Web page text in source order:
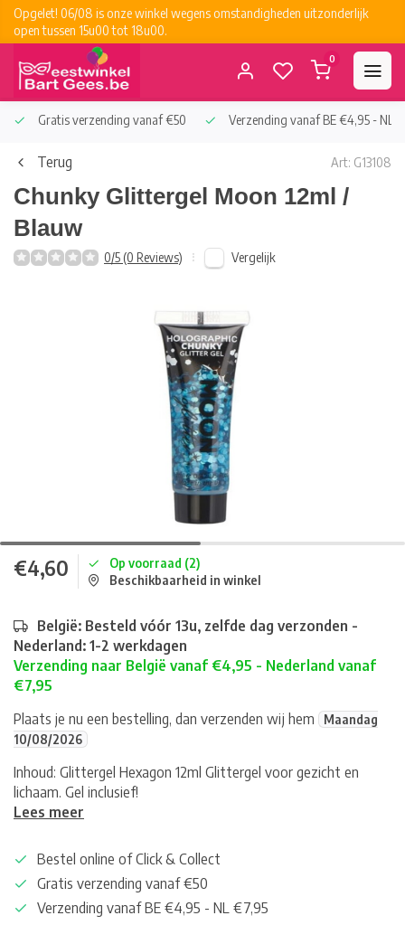
Opgelet! 06/08 is onze winkel wegens omstandigheden uitzonderlijk
open tussen 15u00 tot 18u00.
0
Gratis verzending vanaf €50 Verzending vanaf BE €4,95 - NL
Terug Art: G13108
Chunky Glittergel Moon 12ml /
Blauw
0/5 (0 Reviews) Vergelijk
€4,60
Op voorraad (2)
Beschikbaarheid in winkel
België: Besteld vóór 13u, zelfde dag verzonden -
Nederland: 1-2 werkdagen
Verzending naar België vanaf €4,95 - Nederland vanaf
€7,95
Plaats je nu een bestelling, dan verzenden wij hem
Maandag
10/08/2026
Inhoud: Glittergel Hexagon 12ml Glittergel voor gezicht en
lichaam. Gel inclusief!
Lees meer
Bestel online of Click & Collect
Gratis verzending vanaf €50
Verzending vanaf BE €4,95 - NL €7,95